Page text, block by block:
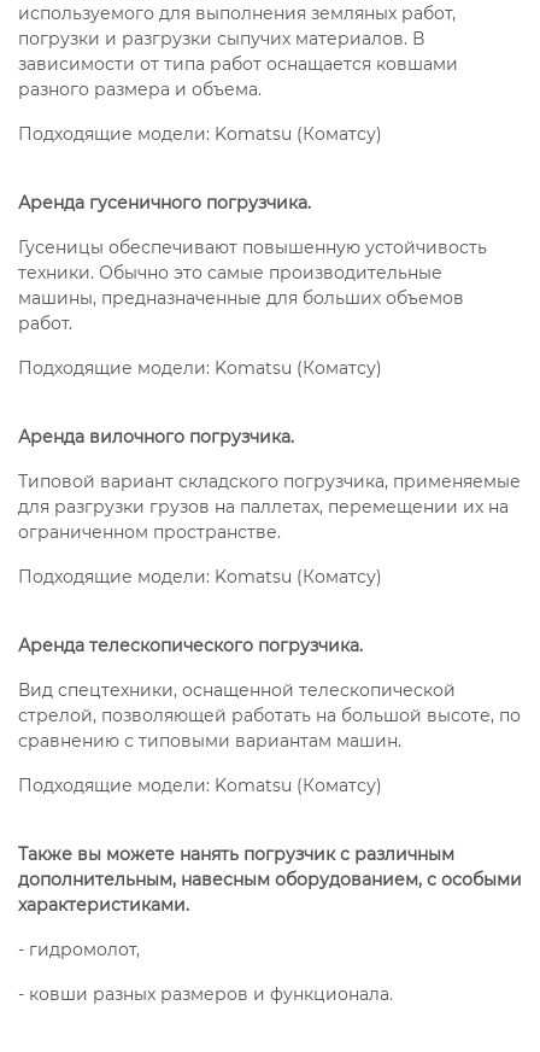
используемого для выполнения земляных работ,
погрузки и разгрузки сыпучих материалов. В
зависимости от типа работ оснащается ковшами
разного размера и объема.
Подходящие модели: Komatsu (Коматсу)
Аренда гусеничного погрузчика.
Гусеницы обеспечивают повышенную устойчивость
техники. Обычно это самые производительные
машины, предназначенные для больших объемов
работ.
Подходящие модели: Komatsu (Коматсу)
Аренда вилочного погрузчика.
Типовой вариант складского погрузчика, применяемые
для разгрузки грузов на паллетах, перемещении их на
ограниченном пространстве.
Подходящие модели: Komatsu (Коматсу)
Аренда телескопического погрузчика.
Вид спецтехники, оснащенной телескопической
стрелой, позволяющей работать на большой высоте, по
сравнению с типовыми вариантам машин.
Подходящие модели: Komatsu (Коматсу)
Также вы можете нанять погрузчик с различным
дополнительным, навесным оборудованием, с особыми
характеристиками.
- гидромолот,
- ковши разных размеров и функционала.